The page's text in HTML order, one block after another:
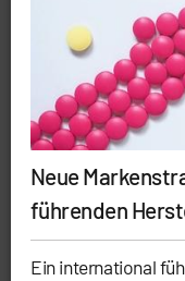
Neue
führenden
Ein international